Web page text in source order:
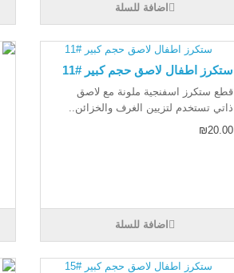
اضافة للسلة
ستكرز اطفال لاصق حجم كبير #11
قطع ستكرز اسفنجية ملونة مع لاصق
ذاتي تستخدم لتزيين الغرف والخزائن..
₪20.00
اضافة للسلة